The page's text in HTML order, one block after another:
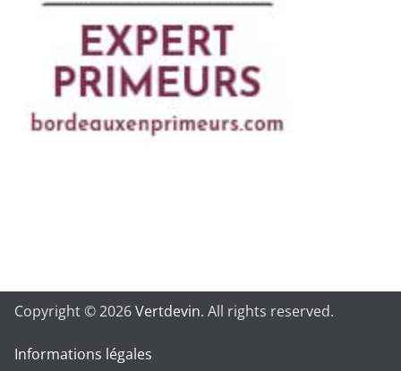
Copyright © 2026Vertdevin. All rights reserved.
Informations légales